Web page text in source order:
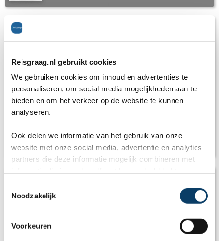
Reisgraag.nl gebruikt cookies
We gebruiken cookies om inhoud en advertenties te
personaliseren, om social media mogelijkheden aan te
bieden en om het verkeer op de website te kunnen
analyseren.
Ook delen we informatie van het gebruik van onze
website met onze social media, advertentie en analytics
partners die deze informatie mogelijk combineren met
Noodzakelijk
Voorkeuren
Kuieren en bier proeven in Leuven